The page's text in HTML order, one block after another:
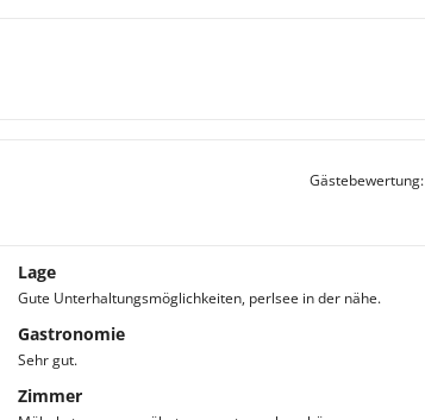
Gästebewertung:
Lage
Gute Unterhaltungsmöglichkeiten, perlsee in der nähe.
Gastronomie
Sehr gut.
Zimmer